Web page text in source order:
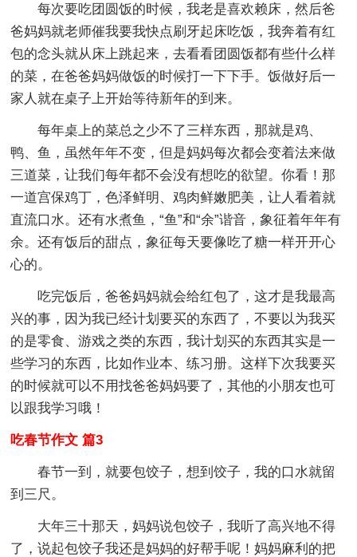
每次要吃团圆饭的时候，我老是喜欢赖床，然后爸
爸妈妈就老师催我要我快点刷牙起床吃饭，我奔着有红
包的念头就从床上跳起来，去看看团圆饭都有些什么样
的菜，在爸爸妈妈做饭的时候打一下下手。饭做好后一
家人就在桌子上开始等待新年的到来。
每年桌上的菜总之少不了三样东西，那就是鸡、
鸭、鱼，虽然年年不变，但是妈妈每次都会变着法来做
三道菜，让我们每年都不会没有想吃的欲望。你看！那
一道宫保鸡丁，色泽鲜明、鸡肉鲜嫩肥美，让人看着就
直流口水。还有水煮鱼，“鱼”和“余”谐音，象征着年年有
余。还有饭后的甜点，象征每天要像吃了糖一样开开心
心的。
吃完饭后，爸爸妈妈就会给红包了，这才是我最高
兴的事，因为我已经计划要买的东西了，不要以为我买
的是零食、游戏之类的东西，我计划买的东西其实是一
些学习的东西，比如作业本、练习册。这样下次我要买
的时候就可以不用找爸爸妈妈要了，其他的小朋友也可
以跟我学习哦！
吃春节作文 篇3
春节一到，就要包饺子，想到饺子，我的口水就留
到三尺。
大年三十那天，妈妈说包饺子，我听了高兴地不得
了，说起包饺子我还是妈妈的好帮手呢！妈妈麻利的把